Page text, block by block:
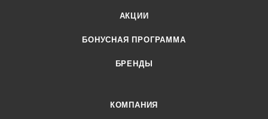
АКЦИИ
БОНУСНАЯ ПРОГРАММА
БРЕНДЫ
КОМПАНИЯ